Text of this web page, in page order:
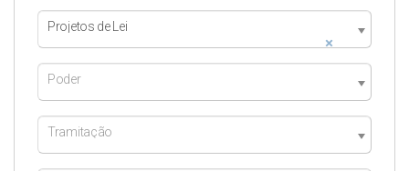
×
Projetos de Lei
Poder
Tramitação